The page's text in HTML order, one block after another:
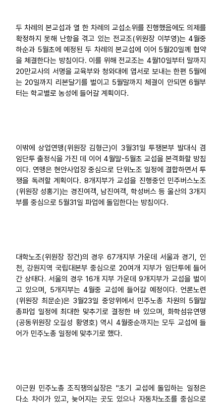
두 차례의 본교섭과 열 한 차례의 교섭소위를 진행했음에도 의제를
확정하지 못해 난항을 겪고 있는 전교조(위원장 이부영)는 4월중
하순과 5월초에 예정된 두 차례의 본교섭에 이어 5월20일께 협약
을 체결한다는 방침이다. 이를 위해 전교조는 4월10일부터 말까지
20만교사의 서명을 교육부와 청와대에 엽서로 보내는 한편 5월에
는 20일까지 리본달기를 벌이고 5월말까지 체결이 안되면 6월부
터는 학교별로 농성에 들어갈 계획이다.
이밖에 상업연맹(위원장 김형근)이 3월31일 투쟁본부 발대식 겸
임단투 출정식을 가진 데 이어 4월말-5월초 교섭을 본격화할 방침
이다. 연맹은 현안사업장 중심으로 단위노조 일정에 결합하면서 투
쟁을 독려할 계획이다. 8개지부가 교섭을 진행중인 민주버스노조
(위원장 성홍기)는 경진여객, 남진여객, 학성버스 등 울산의 3개지
부를 중심으로 5월31일 파업에 돌입한다는 방침이다.
대학노조(위원장 장건)의 경우 67개지부 가운데 서울과 경기, 인
천, 강원지역 국립대본부 중심으로 20여개 지부가 임단투에 들어
간 상태다. 서울의 경우 16개 지부 가운데 9개지부가 교섭을 벌이
고 있으며, 5개지부는 4월중 교섭에 들어갈 예정이다. 언론노련
(위원장 최문순)은 3월23일 중앙위에서 민주노총 차원의 5월말
총파업 일정에 최대한 맞추기로 결정한 바 있으며, 화학섬유연맹
(공동위원장 오길성 황영호) 역시 4월중순까지는 모두 교섭에 들
어가 민주노총 일정에 맞추기로 했다.
이근원 민주노총 조직쟁의실장은 "초기 교섭에 돌입하는 일정은
다소 차이가 있고, 늦어지는 곳도 있으나 자동차노조를 중심으로